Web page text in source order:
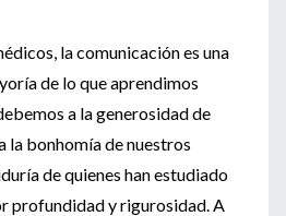
la comunicación es una
de lo que aprendimos
a la generosidad de
la bonhomía de nuestros
de quienes han estudiado
profundidad y rigurosidad. A